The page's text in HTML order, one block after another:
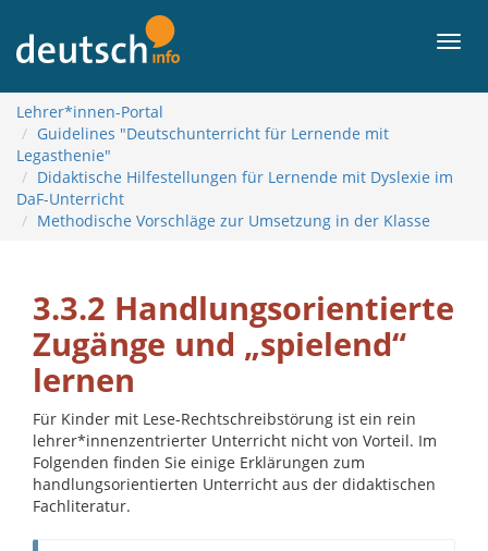
Inhalt
Lehrer*innen-Portal
Guidelines "Deutschunterricht für Lernende mit
Legasthenie"
Didaktische Hilfestellungen für Lernende mit Dyslexie im
DaF-Unterricht
Methodische Vorschläge zur Umsetzung in der Klasse
3.3.2 Handlungsorientierte
Zugänge und „spielend“
lernen
Für Kinder mit Lese-Rechtschreibstörung ist ein rein
lehrer*innenzentrierter Unterricht nicht von Vorteil. Im
Folgenden finden Sie einige Erklärungen zum
handlungsorientierten Unterricht aus der didaktischen
Fachliteratur.